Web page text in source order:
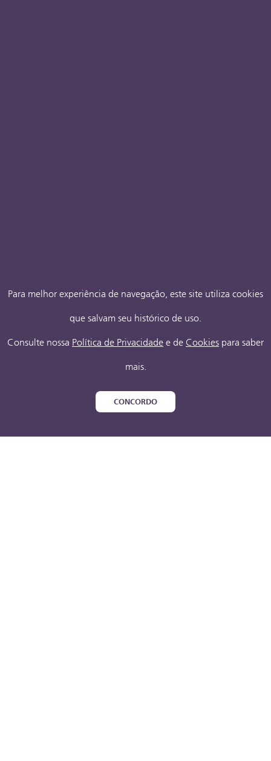
Para melhor experiência de navegação, este site utiliza cookies
que salvam seu histórico de uso.
Consulte nossa Política de Privacidade e de Cookies para saber
mais.
CONCORDO